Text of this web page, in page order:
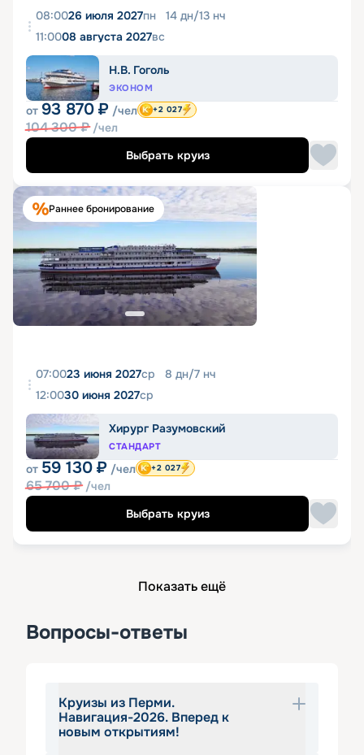
08:0026 июля 2027пн 14 дн/13 нч
11:0008 августа 2027вс
Н.В. Гоголь
ЭКОНОМ
от 93 870 ₽ /чел
104 300₽ /чел
+2 027
Выбрать круиз
Раннее бронирование
07:0023 июня 2027ср 8 дн/7 нч
12:0030 июня 2027ср
Хирург Разумовский
СТАНДАРТ
от 59 130 ₽ /чел
65 700₽ /чел
+2 027
Выбрать круиз
Показать ещё
Вопросы-ответы
Круизы из Перми.
Навигация-2026. Вперед к
новым открытиям!